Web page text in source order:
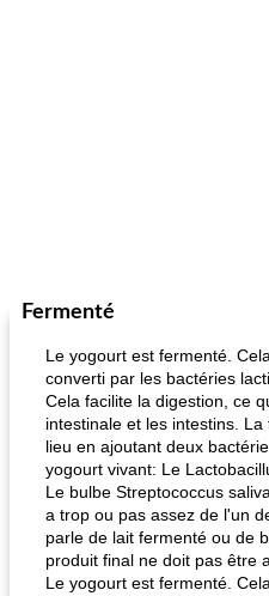
Fermenté
Le yogourt est fermenté.
converti par les bactéries
Cela facilite la digestion, ce
intestinale et les intestins.
lieu en ajoutant deux
yogourt vivant: Le
Le bulbe Streptococcus
a trop ou pas assez de l'un
parle de lait fermenté ou de
produit final ne doit pas être
Le yogourt est fermenté.